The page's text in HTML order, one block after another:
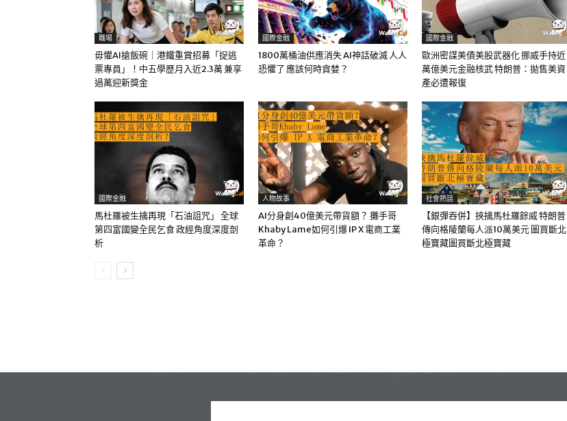
職場
毋懼AI搶飯碗｜港鐵重賞招募「捉逃
票專員」！中五學歷月入近2.3萬 兼享
過萬迎新獎金
國際金融
1800萬桶油供應消失 AI神話破滅 人人
恐懼了 應該何時貪婪？
國際金融
歐洲密謀美債美股武器化 挪威手持近
萬億美元金融核武 特朗普：拋售美資
產必遭報復
國際金融
馬杜羅被生擒再現「石油詛咒」 全球
第四富國變全民乞食 政經角度深度剖
析
人物故事
AI分身創40億美元帶貨額？ 攤手哥
Khaby Lame如何引爆 IP X 電商工業
革命？
社會熱話
【銀彈吞併】挾擒馬杜羅餘威 特朗普
傳向格陵蘭每人派10萬美元 圖買斷北
極寶藏圖買斷北極寶藏